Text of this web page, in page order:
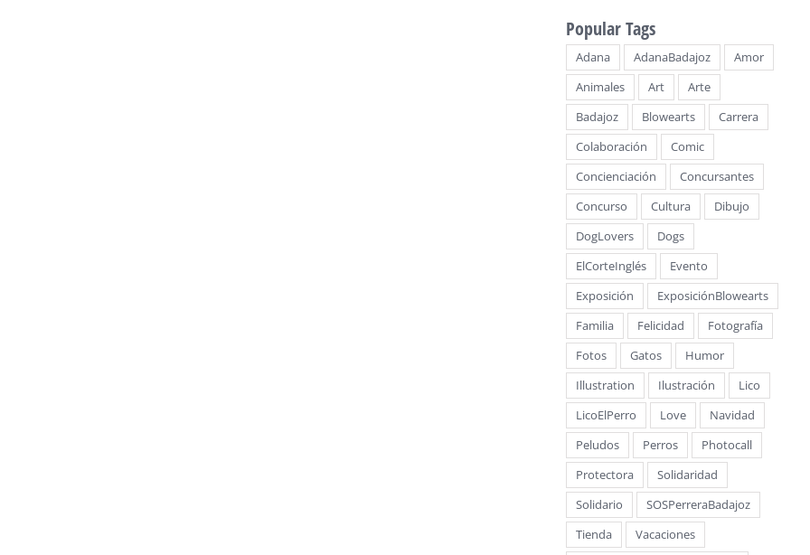
Popular Tags
Adana AdanaBadajoz
Amor
Animales
Art
Arte
Badajoz
Blowearts
Carrera
Colaboración
Comic
Concienciación
Concursantes
Concurso
Cultura
Dibujo
DogLovers
Dogs
ElCorteInglés
Evento
Exposición
ExposiciónBlowearts
Familia
Felicidad
Fotografía
Fotos
Gatos
Humor
Illustration
Ilustración
Lico
LicoElPerro
Love
Navidad
Peludos
Perros
Photocall
Protectora
Solidaridad
Solidario
SOSPerreraBadajoz
Tienda
Vacaciones